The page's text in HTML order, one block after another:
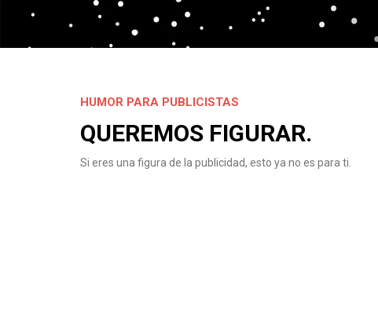
HUMOR PARA PUBLICISTAS
QUEREMOS FIGURAR.
Si eres una figura de la publicidad, esto ya no es para ti.